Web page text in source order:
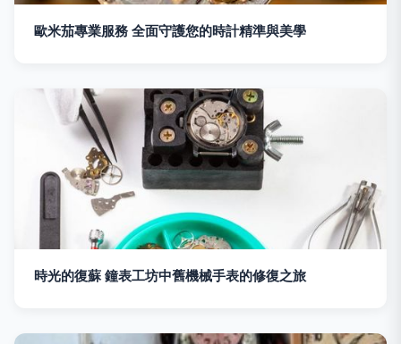
歐米茄專業服務 全面守護您的時計精準與美學
時光的復蘇 鐘表工坊中舊機械手表的修復之旅